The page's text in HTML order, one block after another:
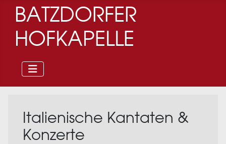
BATZDORFER
HOFKAPELLE
Italienische Kantaten &
Konzerte